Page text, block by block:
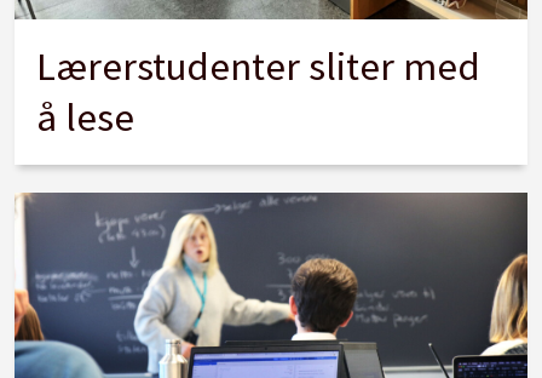
Lærerstudenter sliter med
å lese